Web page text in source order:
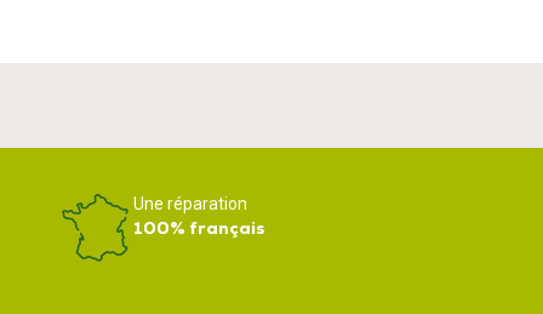
Une réparation
100% français